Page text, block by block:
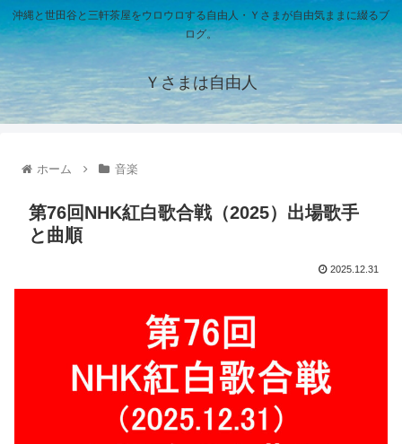
沖縄と世田谷と三軒茶屋をウロウロする自由人・Ｙさまが自由気ままに綴るブ
ログ。
Ｙさまは自由人
ホーム 音楽
第76回NHK紅白歌合戦（2025）出場歌手
と曲順
2025.12.31